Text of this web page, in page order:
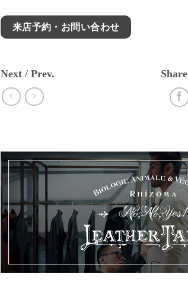
来店予約・お問い合わせ
Next / Prev. Share